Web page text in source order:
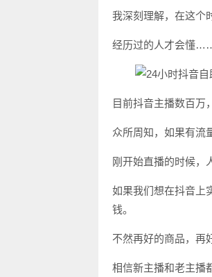
我深刻理解，在这个
经历过的人才会懂……
目前抖音主播数百万
众所周知，如果有流
刚开始直播的时候，
如果我们想在抖音上
钱。
不然再好的商品，再
相信新主播和老主播